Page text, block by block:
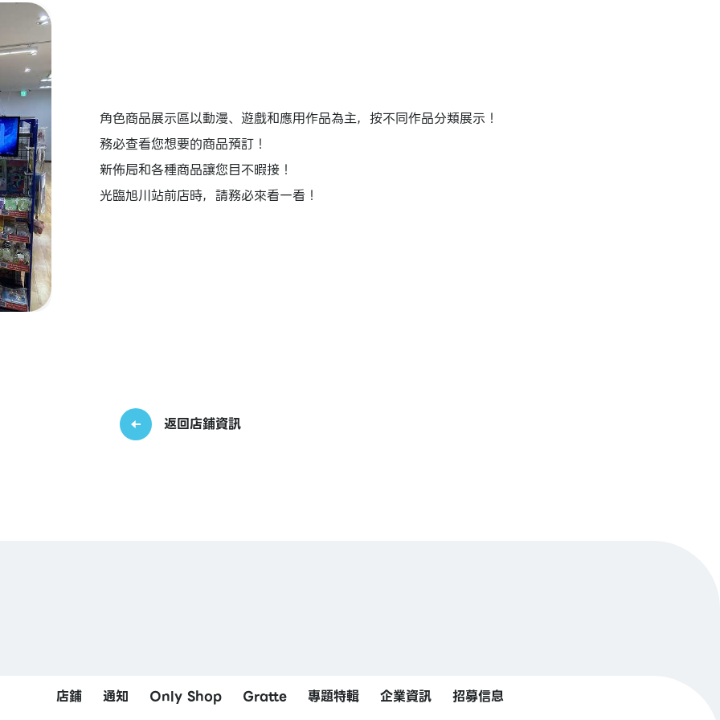
角色商品展示區以動漫、遊戲和應用作品為主，按不同作品分類展示！
務必查看您想要的商品預訂！
新佈局和各種商品讓您目不暇接！
光臨旭川站前店時，請務必來看一看！
返回店鋪資訊
店鋪 通知 Only Shop Gratte 專題特輯 企業資訊 招募信息